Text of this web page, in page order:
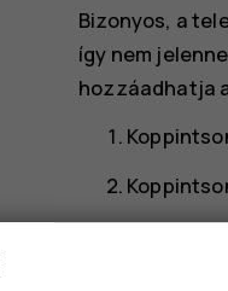
Bizonyos, a
így nem
hozzáadhatja